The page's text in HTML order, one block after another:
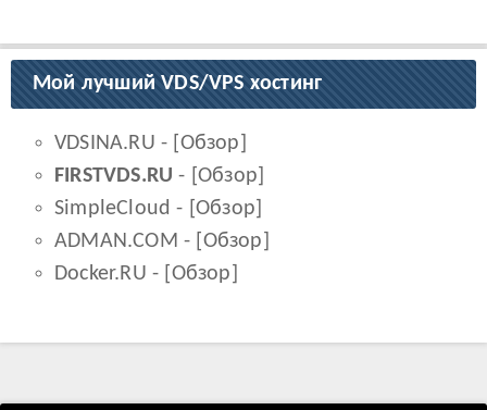
Мой лучший VDS/VPS хостинг
VDSINA.RU - [ Обзор
FIRSTVDS.RU - [Обзор
SimpleCloud - [Обзор
ADMAN.COM - [ Обзор
Docker.RU - [ Обзор